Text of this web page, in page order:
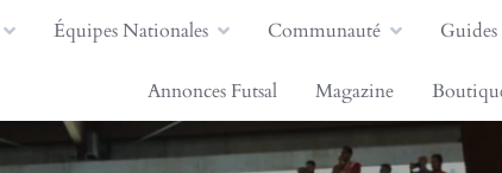
Équipes Nationales Communauté Guides
Annonces Futsal Magazine